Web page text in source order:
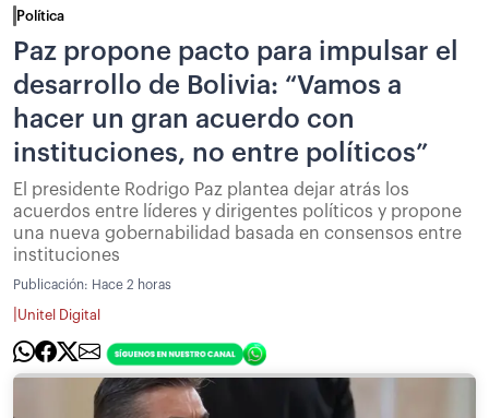
Política
Paz propone pacto para impulsar el
desarrollo de Bolivia: “Vamos a
hacer un gran acuerdo con
instituciones, no entre políticos”
El presidente Rodrigo Paz plantea dejar atrás los
acuerdos entre líderes y dirigentes políticos y propone
una nueva gobernabilidad basada en consensos entre
instituciones
Publicación: Hace 2 horas
Unitel Digital